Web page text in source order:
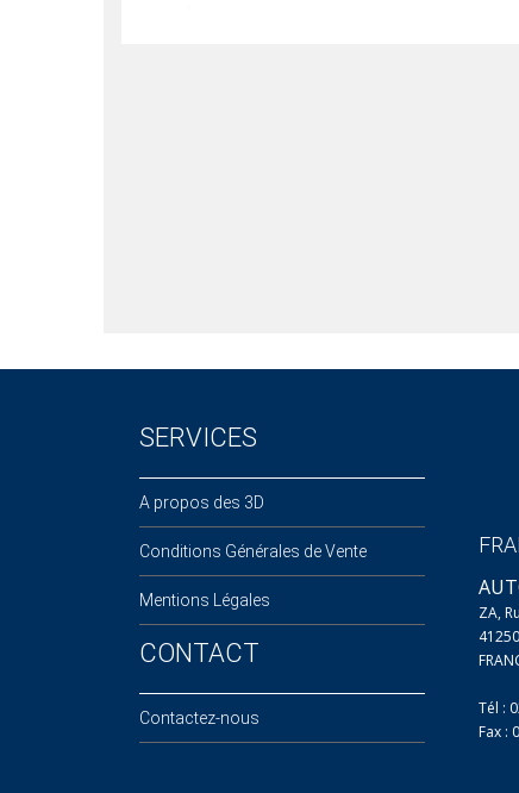
SERVICES
A propos des 3D
Conditions Générales de Vente
Mentions Légales
CONTACT
Contactez-nous
ZA,
Tél :
Fax :